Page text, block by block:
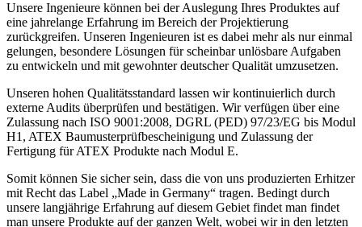
Unsere Ingenieure können bei der Auslegung Ihres Produktes auf
eine jahrelange Erfahrung im Bereich der Projektierung
zurückgreifen. Unseren Ingenieuren ist es dabei mehr als nur einmal
gelungen, besondere Lösungen für scheinbar unlösbare Aufgaben
zu entwickeln und mit gewohnter deutscher Qualität umzusetzen.
Unseren hohen Qualitätsstandard lassen wir kontinuierlich durch
externe Audits überprüfen und bestätigen. Wir verfügen über eine
Zulassung nach ISO 9001:2008, DGRL (PED) 97/23/EG bis Modul
H1, ATEX Baumusterprüfbescheinigung und Zulassung der
Fertigung für ATEX Produkte nach Modul E.
Somit können Sie sicher sein, dass die von uns produzierten Erhitzer
mit Recht das Label „Made in Germany“ tragen. Bedingt durch
unsere langjährige Erfahrung auf diesem Gebiet findet man findet
man unsere Produkte auf der ganzen Welt, wobei wir in den letzten